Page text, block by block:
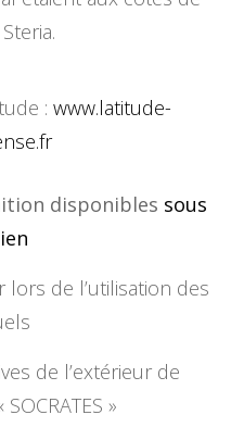
: www.latitude-
disponibles sous
de l’utilisation des
de l’extérieur de
»